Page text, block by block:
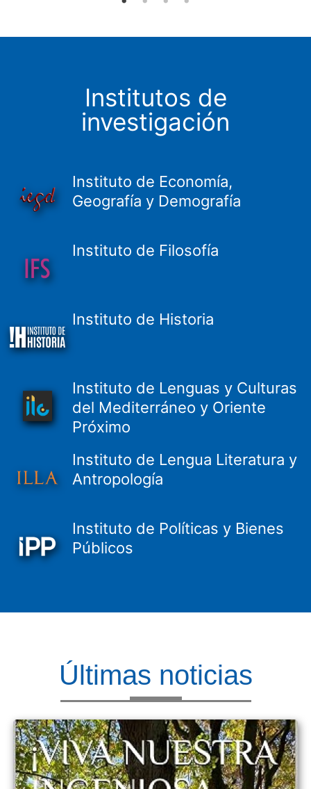
Institutos de
investigación
Instituto de Economía,
Geografía y Demografía
Instituto de Filosofía
Instituto de Historia
Instituto de Lenguas y Culturas
del Mediterráneo y Oriente
Próximo
Instituto de Lengua Literatura y
Antropología
Instituto de Políticas y Bienes
Públicos
Últimas noticias